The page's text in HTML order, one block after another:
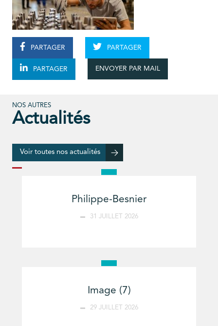
PARTAGER PARTAGER
PARTAGER ENVOYER PAR MAIL
NOS AUTRES
Actualités
Voir toutes nos actualités
Philippe-Besnier
31 JUILLET 2026
Image (7)
29 JUILLET 2026